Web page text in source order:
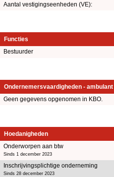
Aantal vestigingseenheden (VE):
Functies
Bestuurder
Ondernemersvaardigheden -
Geen gegevens opgenomen in KBO.
Hoedanigheden
Onderworpen aan btw
Sinds 1 december 2023
Inschrijvingsplichtige onderneming
Sinds 28 december 2023